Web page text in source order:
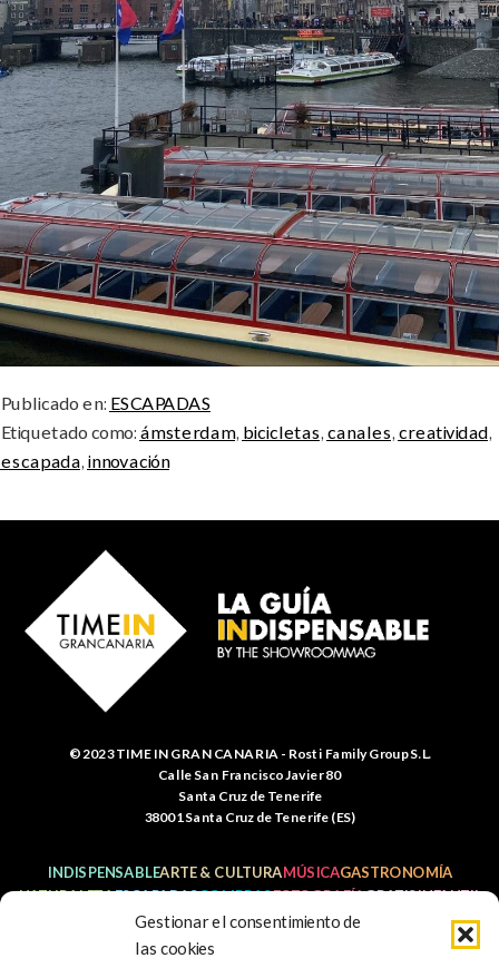
Gestionar el consentimiento de
las cookies
Publicado en: ESCAPADAS
Etiquetado como: ámsterdam, bicicletas, canales, creatividad,
escapada, innovación
© 2023 TIME IN GRAN CANARIA - Rosti Family Group S.L.
Calle San Francisco Javier 80
Santa Cruz de Tenerife
38001 Santa Cruz de Tenerife (ES)
INDISPENSABLEARTE & CULTURAMÚSICAGASTRONOMÍA
NATURALEZAESCAPADASCOMPRASFOTOGRAFÍAGRATISINFANTIL